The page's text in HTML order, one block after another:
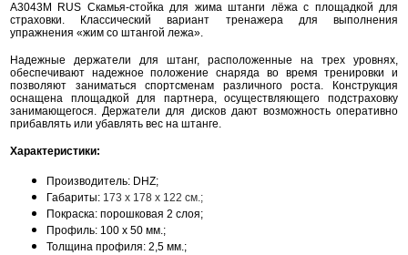
A3043М RUS Скамья-стойка для жима штанги лёжа с площадкой для
страховки. Классический вариант тренажера для выполнения
упражнения «жим со штангой лежа».
Надежные держатели для штанг, расположенные на трех уровнях,
обеспечивают надежное положение снаряда во время тренировки и
позволяют заниматься спортсменам различного роста. Конструкция
оснащена площадкой для партнера, осуществляющего подстраховку
занимающегося. Держатели для дисков дают возможность оперативно
прибавлять или убавлять вес на штанге.
Характеристики:
Производитель: DHZ;
Габариты: 173 х 178 х 122 см.;
Покраска: порошковая 2 слоя;
Профиль: 100 х 50 мм.;
Толщина профиля: 2,5 мм.;